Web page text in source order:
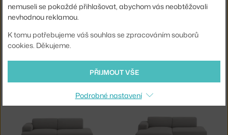
ČTYŘMÍSTNÁ POHOVKA IN SITU, OCEAN 80 POHOVKA CONNECT SOFT, CONF. 1, CLAY 12
3 - 4 týdny
nemuseli se pokaždé přihlašovat, abychom vás neobtěžovali
nevhodnou reklamou.
K tomu potřebujeme váš souhlas se zpracováním souborů
cookies. Děkujeme.
PŘIJMOUT VŠE
Podrobné nastavení